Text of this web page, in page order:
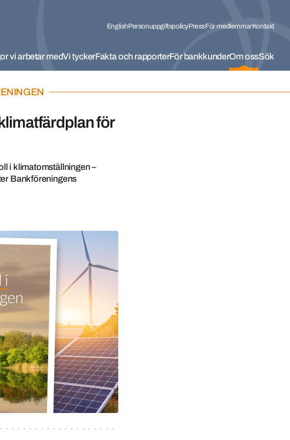
EnglishPersonuppgiftspolicyPressFör medlemmarKontakt
vi arbetar medVi tyckerFakta och rapporterFör bankkunderOm ossSök
för
i klimatomställningen –
Bankföreningens